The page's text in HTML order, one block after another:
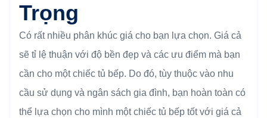
Trọng
Có rất nhiều phân khúc giá cho bạn lựa chọn. Giá cả
sẽ tỉ lệ thuận với độ bền đẹp và các ưu điểm mà bạn
cần cho một chiếc tủ bếp. Do đó, tùy thuộc vào nhu
cầu sử dụng và ngân sách gia đình, bạn hoàn toàn có
thể lựa chọn cho mình một chiếc tủ bếp tốt với giá cả